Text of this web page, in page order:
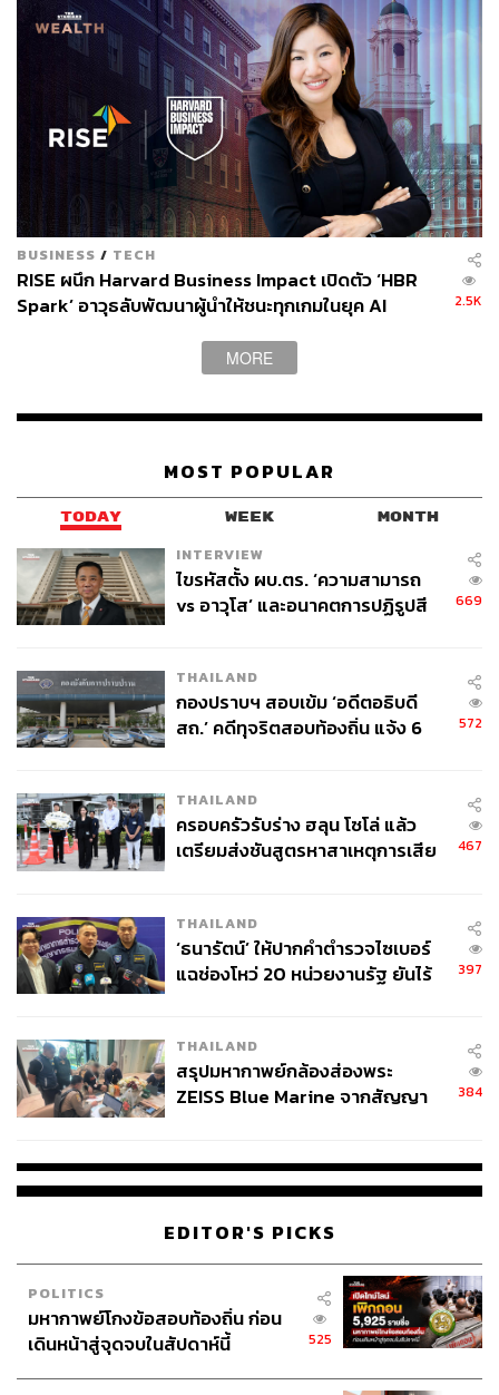
BUSINESS / TECH
RISE ผนึก Harvard Business Impact เปิดตัว ‘HBR
Spark’ อาวุธลับพัฒนาผู้นำให้ชนะทุกเกมในยุค AI
2.5K
MORE
MOST POPULAR
TODAY WEEK MONTH
INTERVIEW
ไขรหัสตั้ง ผบ.ตร. ‘ความสามารถ
vs อาวุโส’ และอนาคตการปฏิรูปสี
669
THAILAND
กองปราบฯ สอบเข้ม ‘อดีตอธิบดี
สถ.’ คดีทุจริตสอบท้องถิ่น แจ้ง 6
572
THAILAND
ครอบครัวรับร่าง ฮลุน โซโล่ แล้ว
เตรียมส่งชันสูตรหาสาเหตุการเสีย
467
THAILAND
‘ธนารัตน์’ ให้ปากคำตำรวจไซเบอร์
แฉช่องโหว่ 20 หน่วยงานรัฐ ยันไร้
397
THAILAND
สรุปมหากาพย์กล้องส่องพระ
ZEISS Blue Marine จากสัญญา
จ่ายหนี้-แอบระบุแบรนด์
384
EDITOR'S PICKS
POLITICS
มหากาพย์โกงข้อสอบท้องถิ่น ก่อน
เดินหน้าสู่จุดจบในสัปดาห์นี้
525